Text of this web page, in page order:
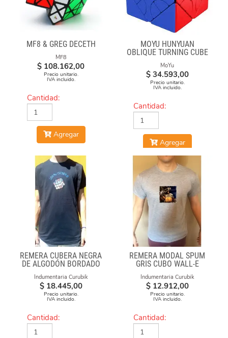
MF8 & GREG DECETH
MF8
$ 108.162,00
Precio unitario.
IVA incluido.
Cantidad:
Agregar
MOYU HUNYUAN
OBLIQUE TURNING CUBE
2 MIUP SKEWB
MoYu
$ 34.593,00
Precio unitario.
IVA incluido.
Cantidad:
Agregar
REMERA CUBERA NEGRA
DE ALGODÓN BORDADO
100% CUBERO
Indumentaria Curubik
$ 18.445,00
Precio unitario.
IVA incluido.
Cantidad:
REMERA MODAL SPUM
GRIS CUBO WALL-E
Indumentaria Curubik
$ 12.912,00
Precio unitario.
IVA incluido.
Cantidad: